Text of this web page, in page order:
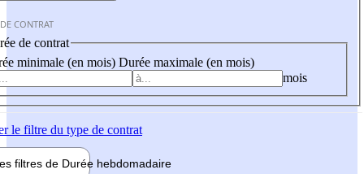
CONTRAT
de contrat
minimale (en mois) Durée maximale (en mois)
mois
le filtre du type de contrat
filtres de Durée hebdomadaire